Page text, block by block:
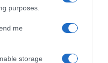
purposes.
me
storage
egyes bűnnek 18
és az irigység.